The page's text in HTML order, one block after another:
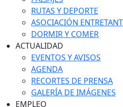
RUTAS Y DEPORTE
ASOCIACIÓN
DORMIR Y COMER
ACTUALIDAD
EVENTOS Y AVISOS
AGENDA
RECORTES DE PRENSA
GALERÍA DE IMÁGENES
EMPLEO